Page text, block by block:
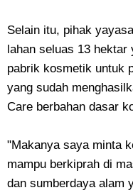
Selain itu, pihak
lahan seluas 13
pabrik kosmetik untuk
yang sudah
Care berbahan dasar
"Makanya saya minta
mampu berkiprah di
dan sumberdaya alam